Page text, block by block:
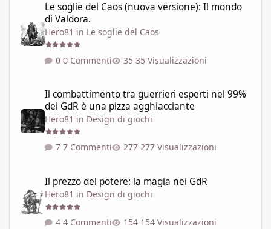
Le soglie del Caos (nuova versione): Il mondo
di Valdora.
Hero81 in Le soglie del Caos
0 Commenti 35 Visualizzazioni
Il combattimento tra guerrieri esperti nel 99%
dei GdR è una pizza agghiacciante
Hero81 in Design di giochi
7 Commenti 277 Visualizzazioni
Il prezzo del potere: la magia nei GdR
Hero81 in Design di giochi
4 Commenti 154 Visualizzazioni